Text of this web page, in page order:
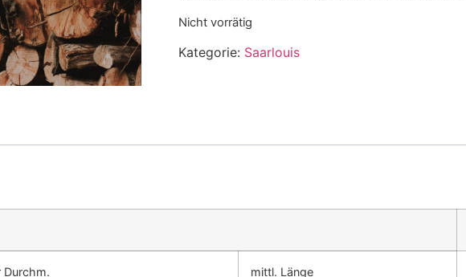
Nicht vorrätig
Kategorie: Saarlouis
Durchm. mittl. Länge